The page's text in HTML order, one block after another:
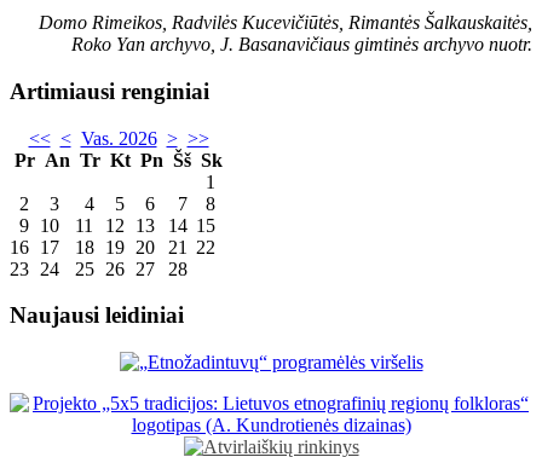
Domo Rimeikos, Radvilės Kucevičiūtės, Rimantės Šalkauskaitės,
Roko Yan archyvo, J. Basanavičiaus gimtinės archyvo nuotr.
Artimiausi renginiai
<< < Vas. 2026 > >>
Pr An Tr Kt Pn Šš Sk
1
2
3 4 5 6 7
8
9 10 11 12 13 14 15
16 17 18 19 20 21
22
23 24 25 26 27 28
Naujausi leidiniai